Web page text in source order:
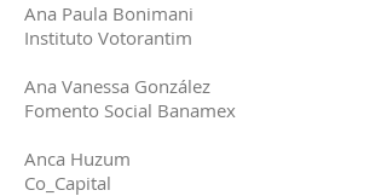
Ana Paula Bonimani
Instituto Votorantim
Ana Vanessa González
Fomento Social Banamex
Anca Huzum
Co_Capital